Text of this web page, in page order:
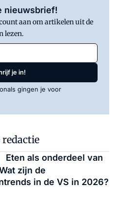
nieuwsbrief!
aan om artikelen uit de
lezen.
je in!
gingen je voor
Eten als onderdeel van
zijn de
in de VS in 2026?